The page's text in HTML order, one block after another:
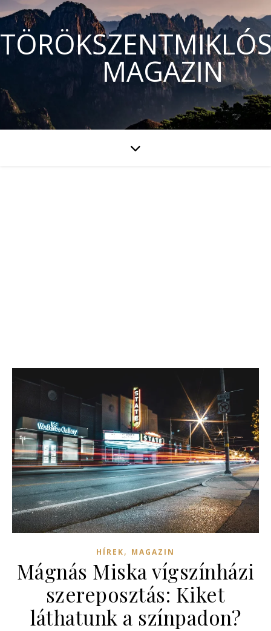
MAGAZIN
HÍREK, MAGAZIN
Mágnás Miska vígszínházi
szereposztás: Kiket
láthatunk a színpadon?